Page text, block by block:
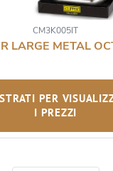
CM3K005IT
LARGE METAL
PER
I PREZZI